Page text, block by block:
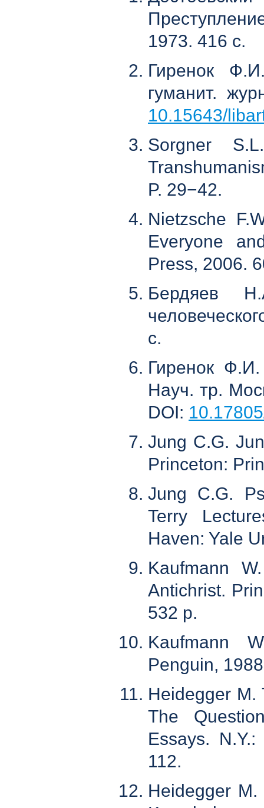
1973. 416 c.
Гиренок
гуманит.
10.15643/
Sorgner
P. 29−42.
Nietzsche
Everyone
Press, 2006.
Бердяев
с.
Гиренок
Науч. тр.
DOI:
Jung C.G.
Princeton:
Jung C.G.
Terry
Haven: Yale
Kaufmann
Antichrist.
532 p.
Kaufmann
Penguin,
Heidegger M.
The
Essays.
112.
Heidegger